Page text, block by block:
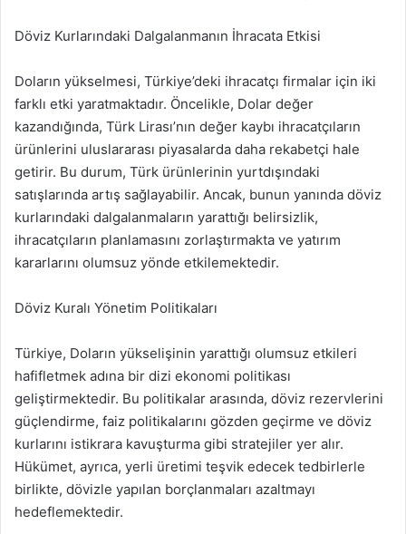
Döviz Kurlarındaki Dalgalanmanın İhracata Etkisi
Doların yükselmesi, Türkiye’deki ihracatçı firmalar için iki
farklı etki yaratmaktadır. Öncelikle, Dolar değer
kazandığında, Türk Lirası’nın değer kaybı ihracatçıların
ürünlerini uluslararası piyasalarda daha rekabetçi hale
getirir. Bu durum, Türk ürünlerinin yurtdışındaki
satışlarında artış sağlayabilir. Ancak, bunun yanında döviz
kurlarındaki dalgalanmaların yarattığı belirsizlik,
ihracatçıların planlamasını zorlaştırmakta ve yatırım
kararlarını olumsuz yönde etkilemektedir.
Döviz Kuralı Yönetim Politikaları
Türkiye, Doların yükselişinin yarattığı olumsuz etkileri
hafifletmek adına bir dizi ekonomi politikası
geliştirmektedir. Bu politikalar arasında, döviz rezervlerini
güçlendirme, faiz politikalarını gözden geçirme ve döviz
kurlarını istikrara kavuşturma gibi stratejiler yer alır.
Hükümet, ayrıca, yerli üretimi teşvik edecek tedbirlerle
birlikte, dövizle yapılan borçlanmaları azaltmayı
hedeflemektedir.